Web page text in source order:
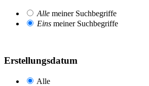
Alle meiner Suchbegriffe
Eins meiner Suchbegriffe
Erstellungsdatum
Alle